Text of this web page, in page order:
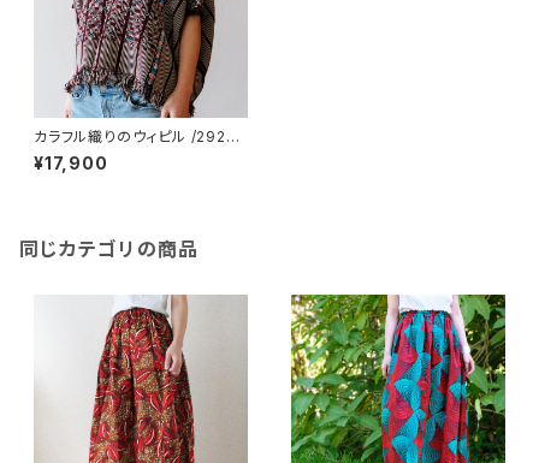
カラフル織りのウィピル /292a/
GUATEMALA グアテマラ
¥17,900
同じカテゴリの商品